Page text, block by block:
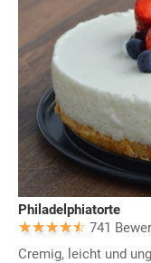
Philadelphiatorte
741
Cremig, leicht und